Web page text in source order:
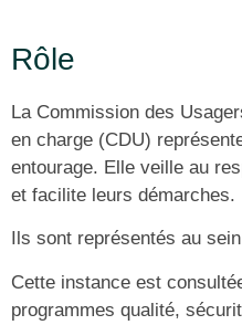
Rôle
La Commission des
en charge (CDU)
entourage. Elle veille au
et facilite leurs démarches.
Ils sont représentés au
Cette instance est
programmes qualité,